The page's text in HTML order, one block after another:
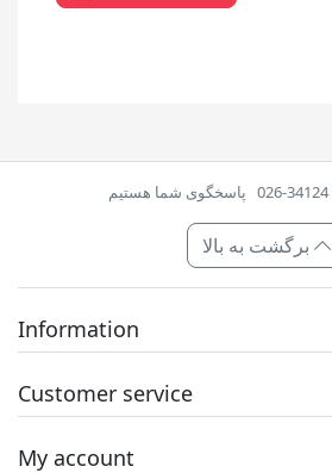
پاسخگوی شما هستیم
Information
Customer service
My account